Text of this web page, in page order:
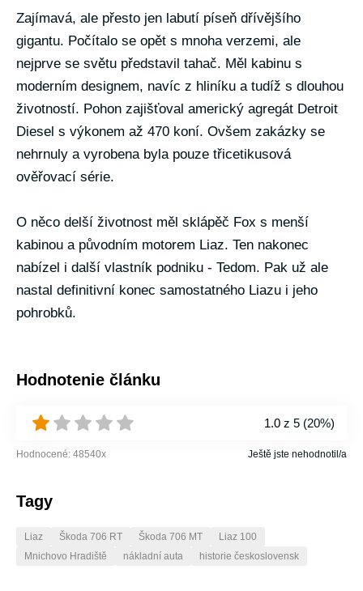
Zajímavá, ale přesto jen labutí píseň dřívějšího
gigantu. Počítalo se opět s mnoha verzemi, ale
nejprve se světu představil tahač. Měl kabinu s
moderním designem, navíc z hliníku a tudíž s dlouhou
životností. Pohon zajišťoval americký agregát Detroit
Diesel s výkonem až 470 koní. Ovšem zakázky se
nehrnuly a vyrobena byla pouze třicetikusová
ověřovací série.
O něco delší životnost měl sklápěč Fox s menší
kabinou a původním motorem Liaz. Ten nakonec
nabízel i další vlastník podniku - Tedom. Pak už ale
nastal definitivní konec samostatného Liazu i jeho
pohrobků.
Hodnotenie článku
1.0 z 5 (20%)
Hodnocené: 48540x Ještě jste nehodnotil/a
Tagy
Liaz Škoda 706 RT Škoda 706 MT
Liaz 100
Mnichovo Hradiště
nákladní auta historie československ